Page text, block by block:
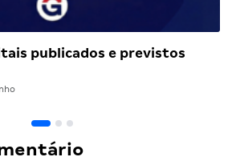
publicados e previstos